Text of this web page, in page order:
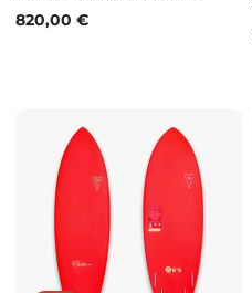
Prix
820,00 €